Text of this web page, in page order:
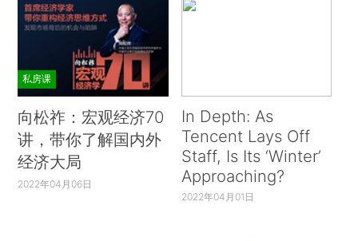
私房课
向松祚：宏观经济70
讲，带你了解国内外
经济大局
2022年04月06日
In Depth: As
Tencent Lays Off
Staff, Is Its ‘Winter’
Approaching?
2022年04月01日